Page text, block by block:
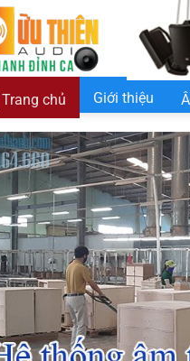
Trang chủ
Giới thiệu